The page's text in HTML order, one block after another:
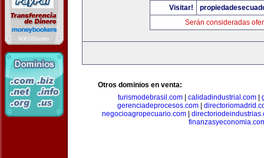
Visitar!
Serán consideradas
Otros dominios en venta:
turismodebrasil.com
calidadindustrial.com
gerenciadeprocesos.com
negocioagropecuario.com